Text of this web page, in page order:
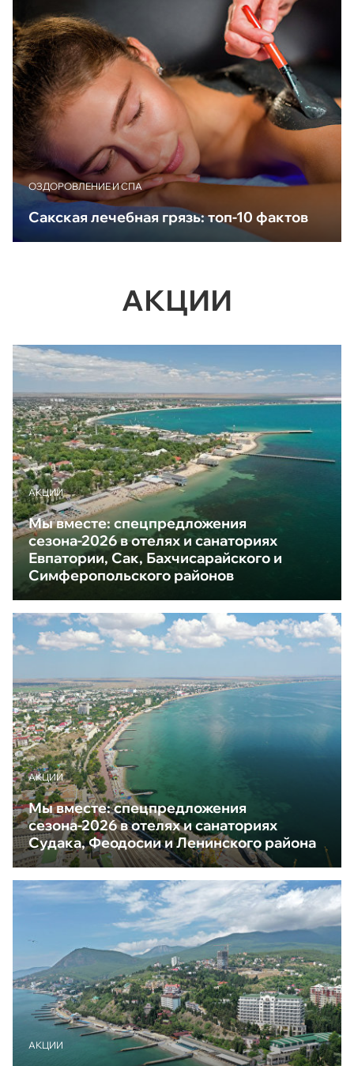
ОЗДОРОВЛЕНИЕ И СПА
Сакская лечебная грязь: топ-10 фактов
АКЦИИ
АКЦИИ
Мы вместе: спецпредложения
сезона-2026 в отелях и санаториях
Евпатории, Сак, Бахчисарайского и
Симферопольского районов
АКЦИИ
Мы вместе: спецпредложения
сезона-2026 в отелях и санаториях
Судака, Феодосии и Ленинского района
АКЦИИ